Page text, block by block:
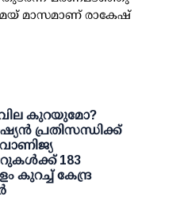
മാസമാണ് രാകേഷ്
കുറയുമോ?
പ്രതിസന്ധിക്ക്
183
കുറച്ച് കേന്ദ്ര